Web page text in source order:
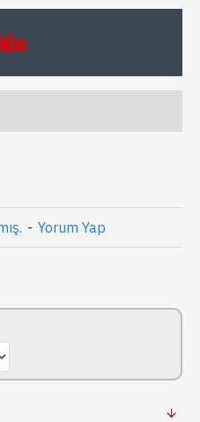
- Yorum Yap